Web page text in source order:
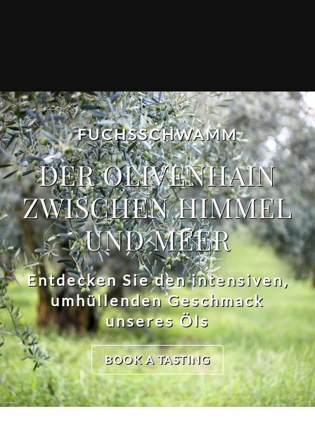
FUCHSSCHWAMM
DER OLIVENHAIN
ZWISCHEN HIMMEL
UND MEER
Entdecken Sie den intensiven,
umhüllenden Geschmack
unseres Öls
BOOK A TASTING